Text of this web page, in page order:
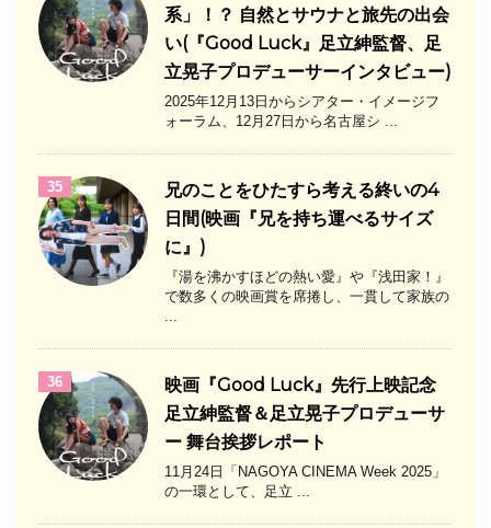
系」！？ 自然とサウナと旅先の出会
い(『Good Luck』足立紳監督、足
立晃子プロデューサーインタビュー)
2025年12月13日からシアター・イメージフ
ォーラム、12月27日から名古屋シ ...
35
兄のことをひたすら考える終いの4
日間(映画『兄を持ち運べるサイズ
に』)
『湯を沸かすほどの熱い愛』や『浅田家！』
で数多くの映画賞を席捲し、一貫して家族の
36
映画『Good Luck』先行上映記念
足立紳監督＆足立晃子プロデューサ
ー 舞台挨拶レポート
11月24日「NAGOYA CINEMA Week 2025」
の一環として、足立 ...